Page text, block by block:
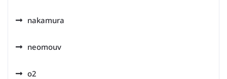
nakamura
neomouv
o2